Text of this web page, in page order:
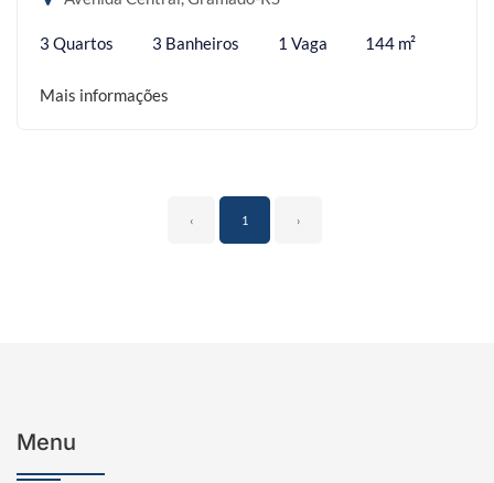
3 Quartos 3 Banheiros 1 Vaga 144 m²
Mais informações
‹ 1 ›
Menu